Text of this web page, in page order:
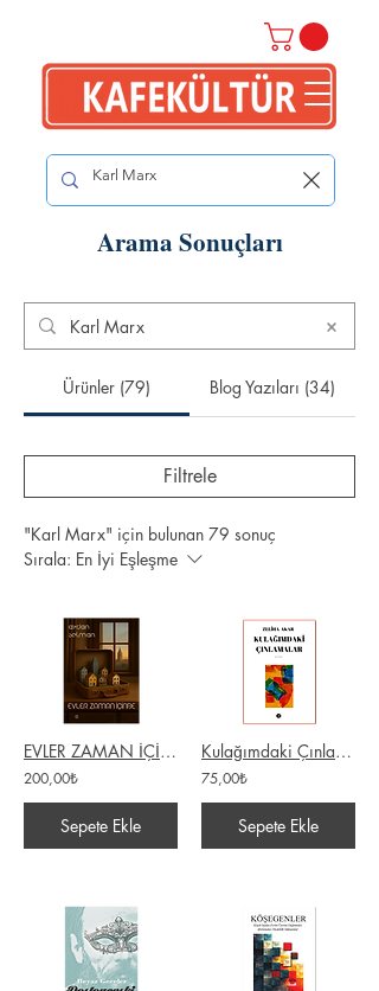
Arama Sonuçları
Ürünler (79) Blog Yazıları (34)
Filtrele
"Karl Marx" için bulunan 79 sonuç
Sırala: En İyi Eşleşme
EVLER ZAMAN İÇİNDE / Aydan Selman
200,00₺
Sepete Ekle
Kulağımdaki Çınlamalar
75,00₺
Sepete Ekle